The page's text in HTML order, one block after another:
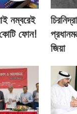
নম্বরেই
ফোন!
জিয়া